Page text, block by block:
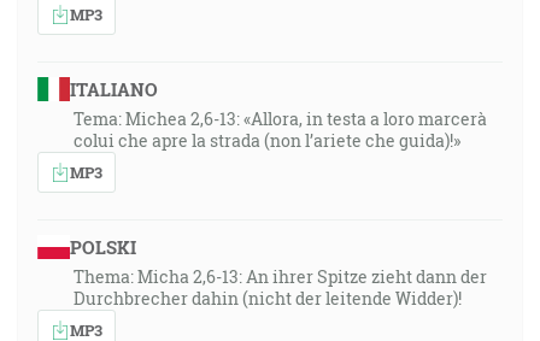
MP3
ITALIANO
Tema: Michea 2,6-13: «Allora, in testa a loro marcerà
colui che apre la strada (non l’ariete che guida)!»
MP3
POLSKI
Thema: Micha 2,6-13: An ihrer Spitze zieht dann der
Durchbrecher dahin (nicht der leitende Widder)!
MP3